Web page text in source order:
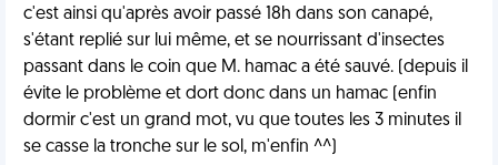
c'est ainsi qu'après avoir passé 18h dans son canapé,
s'étant replié sur lui même, et se nourrissant d'insectes
passant dans le coin que M. hamac a été sauvé. (depuis il
évite le problème et dort donc dans un hamac (enfin
dormir c'est un grand mot, vu que toutes les 3 minutes il
se casse la tronche sur le sol, m'enfin ^^)